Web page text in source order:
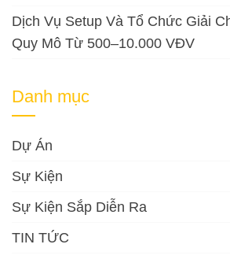
Dịch Vụ Setup Và Tổ Chức Giải
Quy Mô Từ 500–10.000 VĐV
Danh mục
Dự Án
Sự Kiện
Sự Kiện Sắp Diễn Ra
TIN TỨC